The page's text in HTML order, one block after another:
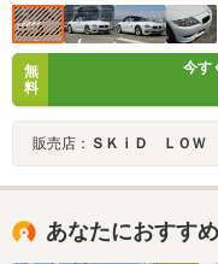
無
料
今す
販売店： ＳＫｉＤ ＬＯＷ Ｐ
あなたにおすす